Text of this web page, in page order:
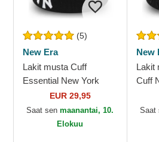
(5)
New Era
Lakit musta Cuff
Essential New York
Yankees MLB New Era
EUR 29,95
Saat senmaanantai, 10.
Elokuu
New
Lakit
Cuff